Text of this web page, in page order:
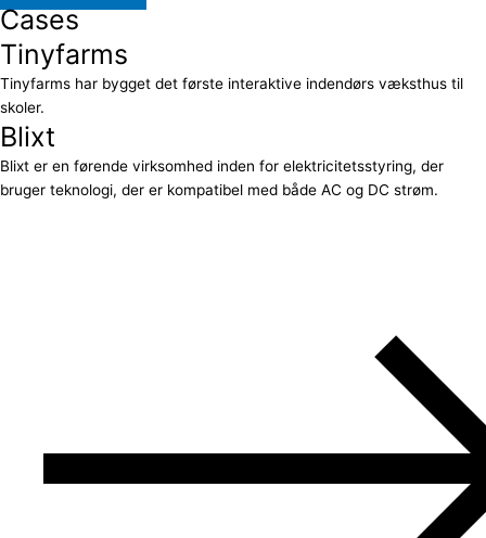
Cases
Tinyfarms
Tinyfarms har bygget det første interaktive indendørs væksthus til
skoler.
Blixt
Blixt er en førende virksomhed inden for elektricitetsstyring, der
bruger teknologi, der er kompatibel med både AC og DC strøm.